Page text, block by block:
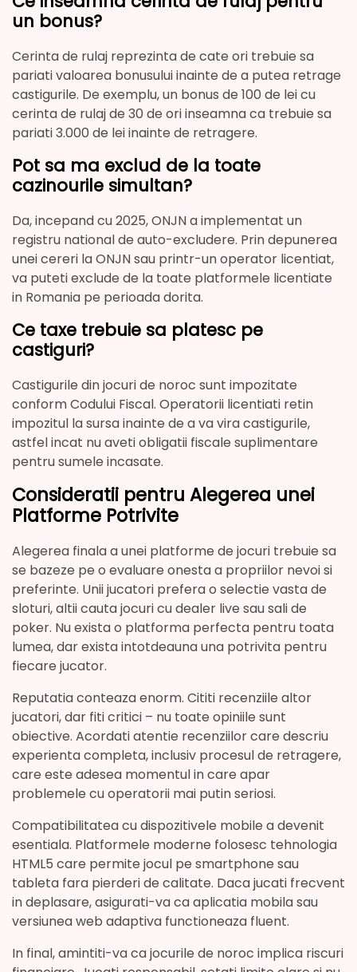
un bonus?
Cerinta de rulaj reprezinta de cate ori trebuie sa
pariati valoarea bonusului inainte de a putea retrage
castigurile. De exemplu, un bonus de 100 de lei cu
cerinta de rulaj de 30 de ori inseamna ca trebuie sa
pariati 3.000 de lei inainte de retragere.
Pot sa ma exclud de la toate
cazinourile simultan?
Da, incepand cu 2025, ONJN a implementat un
registru national de auto-excludere. Prin depunerea
unei cereri la ONJN sau printr-un operator licentiat,
va puteti exclude de la toate platformele licentiate
in Romania pe perioada dorita.
Ce taxe trebuie sa platesc pe
castiguri?
Castigurile din jocuri de noroc sunt impozitate
conform Codului Fiscal. Operatorii licentiati retin
impozitul la sursa inainte de a va vira castigurile,
astfel incat nu aveti obligatii fiscale suplimentare
pentru sumele incasate.
Consideratii pentru Alegerea unei
Platforme Potrivite
Alegerea finala a unei platforme de jocuri trebuie sa
se bazeze pe o evaluare onesta a propriilor nevoi si
preferinte. Unii jucatori prefera o selectie vasta de
sloturi, altii cauta jocuri cu dealer live sau sali de
poker. Nu exista o platforma perfecta pentru toata
lumea, dar exista intotdeauna una potrivita pentru
fiecare jucator.
Reputatia conteaza enorm. Cititi recenziile altor
jucatori, dar fiti critici – nu toate opiniile sunt
obiective. Acordati atentie recenziilor care descriu
experienta completa, inclusiv procesul de retragere,
care este adesea momentul in care apar
problemele cu operatorii mai putin seriosi.
Compatibilitatea cu dispozitivele mobile a devenit
esentiala. Platformele moderne folosesc tehnologia
HTML5 care permite jocul pe smartphone sau
tableta fara pierderi de calitate. Daca jucati frecvent
in deplasare, asigurati-va ca aplicatia mobila sau
versiunea web adaptiva functioneaza fluent.
In final, amintiti-va ca jocurile de noroc implica riscuri